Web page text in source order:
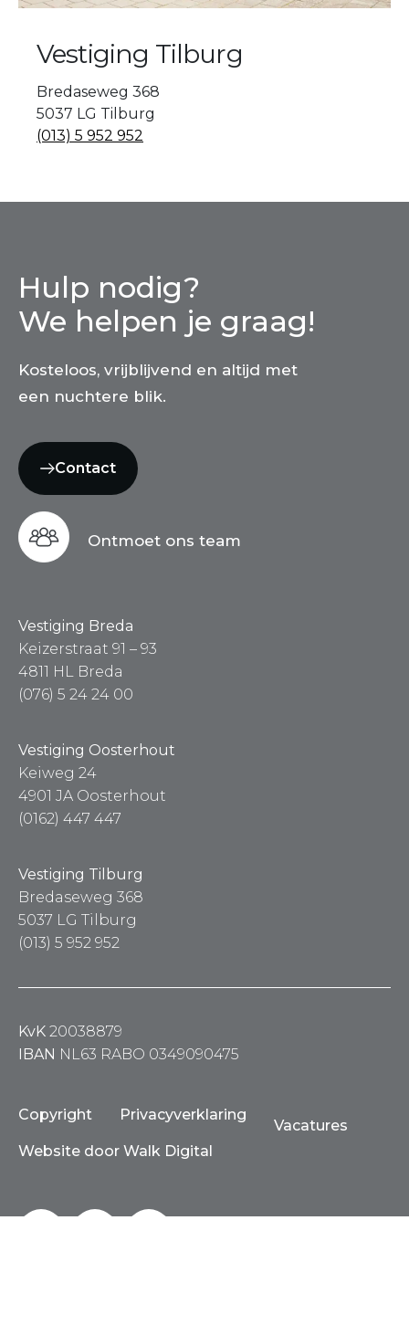
Vestiging Tilburg
Bredaseweg 368
5037 LG Tilburg
(013) 5 952 952
Hulp nodig?
We helpen je graag!
Kosteloos, vrijblijvend en altijd met
een nuchtere blik.
Contact
Ontmoet ons team
Vestiging Breda
Keizerstraat 91 – 93
4811 HL Breda
(076) 5 24 24 00
Vestiging Oosterhout
Keiweg 24
4901 JA Oosterhout
(0162) 447 447
Vestiging Tilburg
Bredaseweg 368
5037 LG Tilburg
(013) 5 952 952
KvK 20038879
IBAN NL63 RABO 0349090475
Copyright Privacyverklaring
Vacatures
Website door Walk Digital